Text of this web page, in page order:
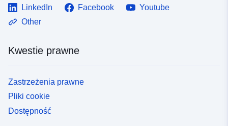
LinkedIn Facebook
Youtube
Other
Kwestie prawne
Zastrzeżenia prawne
Pliki cookie
Dostępność